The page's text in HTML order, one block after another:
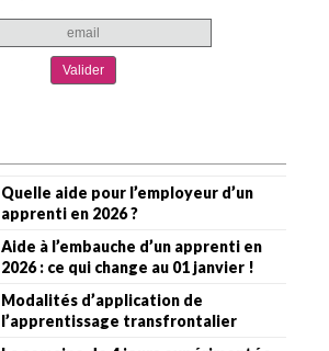
Quelle aide pour l’employeur d’un
apprenti en 2026 ?
Aide à l’embauche d’un apprenti en
2026 : ce qui change au 01 janvier !
Modalités d’application de
l’apprentissage transfrontalier